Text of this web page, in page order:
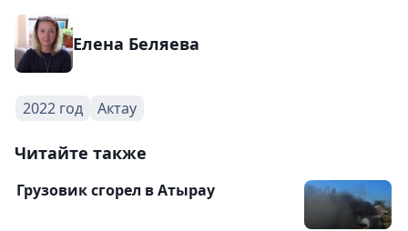
Елена Беляева
2022 год Актау
Читайте также
Грузовик сгорел в Атырау